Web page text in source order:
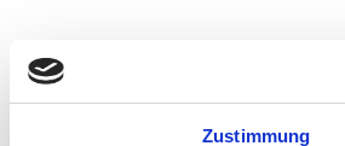
Zustimmung